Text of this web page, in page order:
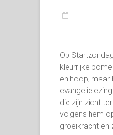
Op
kleurrijke
en hoop, maar
die zijn zicht
volgens hem
groeikracht en